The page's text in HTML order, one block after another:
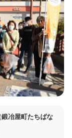
冶屋町たちばな